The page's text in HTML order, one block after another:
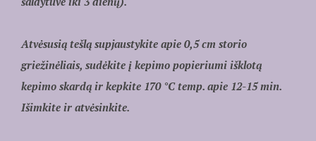
Atvėsusią tešlą supjaustykite apie 0,5 cm storio
griežinėliais, sudėkite į kepimo popieriumi išklotą
kepimo skardą ir kepkite 170 °C temp. apie 12-15 min.
Išimkite ir atvėsinkite.